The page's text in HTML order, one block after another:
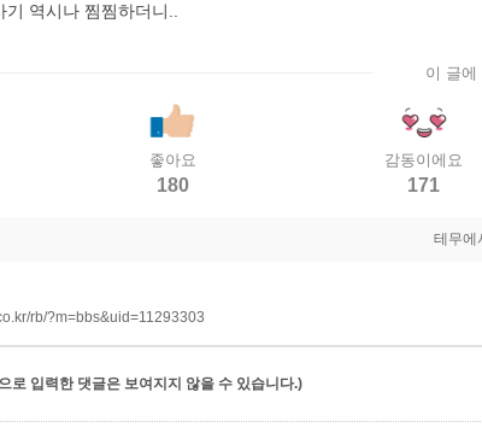
역시나 찜찜하더니..
이 글에
좋아요
180
감동이에요
171
테무에
rb/?m=bbs&uid=11293303
로 입력한 댓글은 보여지지 않을 수 있습니다.)